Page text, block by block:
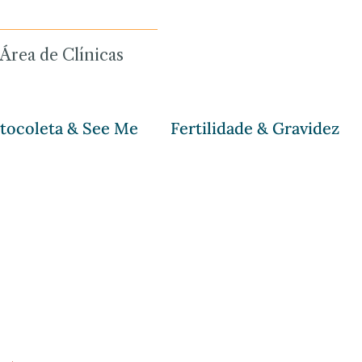
Área de Clínicas
& See Me Fertilidade & Gravidez